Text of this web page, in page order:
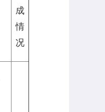
成
情
况